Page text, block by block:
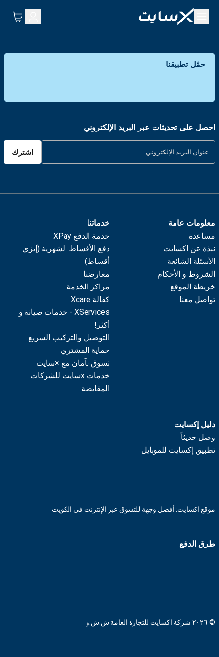
حمّل تطبيقنا
احصل على تحديثات عبر البريد الإلكتروني
اشترك
معلومات عامة
مساعدة
نبذة عن اكسايت
الأسئلة الشائعة
الشروط و الأحكام
خريطة الموقع
تواصل معنا
خدماتنا
خدمة الدفع XPay
دفع الأقساط الشهرية (إيزي
أقساط)
معارضنا
مراكز الخدمة
كفالة Xcare
XServices - خدمات صيانة و
أكثر!
التوصيل والتركيب السريع
حماية المشتري
تسوق بآمان مع ×سايت
خدمات xسايت للشركات
المقايضة
دليل إكسايت
وصل حديثاً
تطبيق إكسايت للموبايل
موقع اكسايت: أفضل وجهة للتسوق عبر الإنترنت في الكويت
طرق الدفع
© ٢٠٢٦ شركة اكسايت للتجارة العامة ش.ش.و